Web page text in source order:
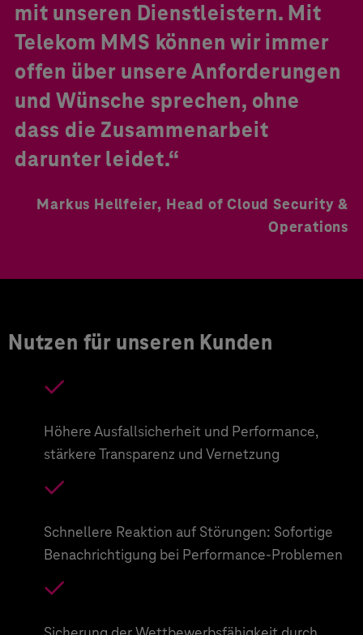
mit unseren Dienstleistern. Mit
Telekom MMS können wir immer
offen über unsere Anforderungen
und Wünsche sprechen, ohne
dass die Zusammenarbeit
darunter leidet.“
Markus Hellfeier, Head of Cloud Security &
Operations
Nutzen für unseren Kunden
Höhere Ausfallsicherheit und Performance,
stärkere Transparenz und Vernetzung
Schnellere Reaktion auf Störungen: Sofortige
Benachrichtigung bei Performance-Problemen